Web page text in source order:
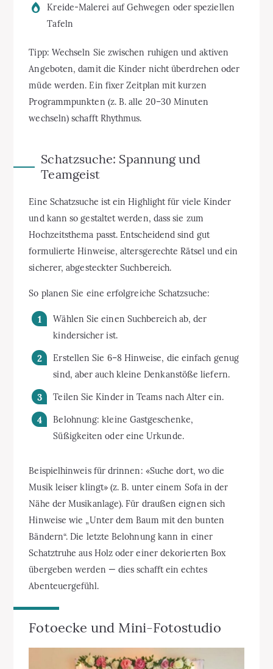
Kreide-Malerei auf Gehwegen oder speziellen
Tafeln
Tipp: Wechseln Sie zwischen ruhigen und aktiven
Angeboten, damit die Kinder nicht überdrehen oder
müde werden. Ein fixer Zeitplan mit kurzen
Programmpunkten (z. B. alle 20–30 Minuten
wechseln) schafft Rhythmus.
Schatzsuche: Spannung und
Teamgeist
Eine Schatzsuche ist ein Highlight für viele Kinder
und kann so gestaltet werden, dass sie zum
Hochzeitsthema passt. Entscheidend sind gut
formulierte Hinweise, altersgerechte Rätsel und ein
sicherer, abgesteckter Suchbereich.
So planen Sie eine erfolgreiche Schatzsuche:
Wählen Sie einen Suchbereich ab, der
kindersicher ist.
Erstellen Sie 6–8 Hinweise, die einfach genug
sind, aber auch kleine Denkanstöße liefern.
Teilen Sie Kinder in Teams nach Alter ein.
Belohnung: kleine Gastgeschenke,
Süßigkeiten oder eine Urkunde.
Beispielhinweis für drinnen: «Suche dort, wo die
Musik leiser klingt» (z. B. unter einem Sofa in der
Nähe der Musikanlage). Für draußen eignen sich
Hinweise wie „Unter dem Baum mit den bunten
Bändern“. Die letzte Belohnung kann in einer
Schatztruhe aus Holz oder einer dekorierten Box
übergeben werden — dies schafft ein echtes
Abenteuergefühl.
Fotoecke und Mini-Fotostudio